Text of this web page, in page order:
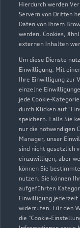
Hierdurch werden
Servern von Dritten
Daten von Ihrem
werden. Cookies,
externen Inhalten
Um diese Dienste
Einwilligung. Mit
Ihre Einwilligung zur
einzelne
jede Cookie-
durch Klicken auf
speichern. Falls Sie
nur die notwendigen
Manager, unser
sind nicht gesetzlich
einzuwilligen, aber
können Sie
nutzen. Sie können
aufgeführten
Einwilligung
widerrufen. Für den
die "Cookie-
Zur Inspektion